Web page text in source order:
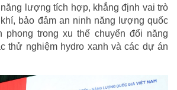
lượng tích hợp, khẳng định vai trò
bảo đảm an ninh năng lượng quốc
phong trong xu thế chuyển đổi năng
thử nghiệm hydro xanh và các dự án